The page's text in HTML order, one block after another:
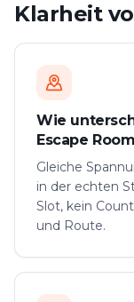
Klarheit
Wie
Escape
Gleiche
in der echten
Slot, kein
und Route.